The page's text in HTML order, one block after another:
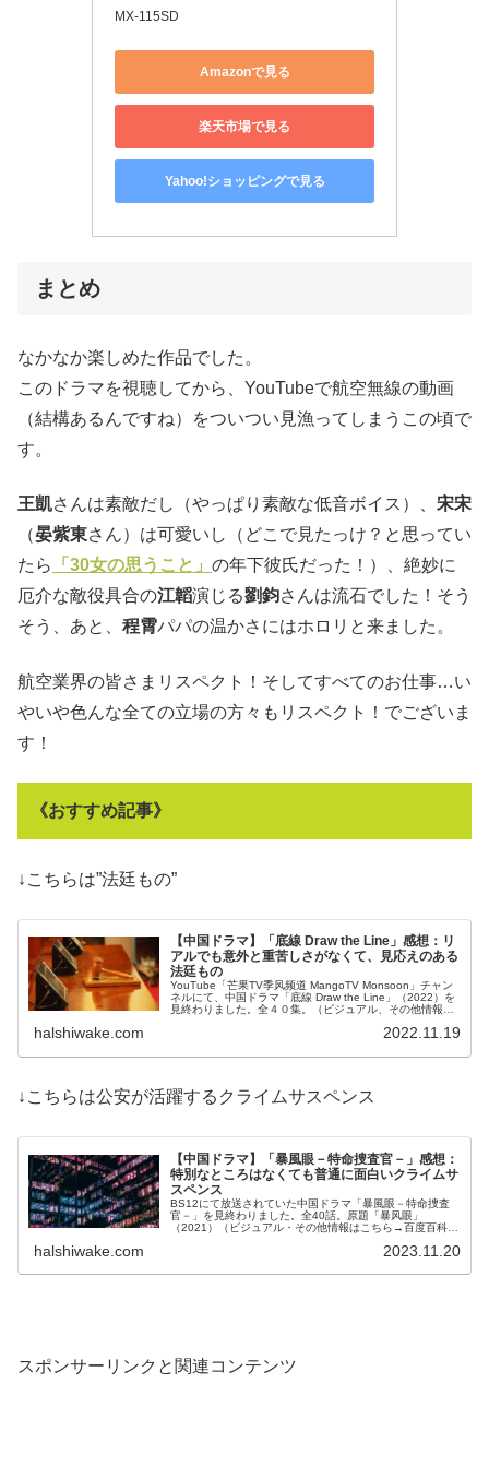
MX-115SD
Amazonで見る
楽天市場で見る
Yahoo!ショッピングで見る
まとめ
なかなか楽しめた作品でした。
このドラマを視聴してから、YouTubeで航空無線の動画
（結構あるんですね）をついつい見漁ってしまうこの頃で
す。
王凱さんは素敵だし（やっぱり素敵な低音ボイス）、 宋宋
（晏紫東さん）は可愛いし（どこで見たっけ？と思ってい
たら
「30女の思うこと」 の年下彼氏だった！）、絶妙に
厄介な敵役具合の江韜演じる劉鈞さんは流石でした！そう
そう、あと、 程霄パパの温かさにはホロリと来ました。
航空業界の皆さまリスペクト！そしてすべてのお仕事…い
やいや色んな全ての立場の方々もリスペクト！でございま
す！
《おすすめ記事》
↓こちらは”法廷もの”
【中国ドラマ】「底線 Draw the Line」感想：リ
アルでも意外と重苦しさがなくて、見応えのある
法廷もの
YouTube「芒果TV季风频道 MangoTV Monsoon」チャン
ネルにて、中国ドラマ「底線 Draw the Line」（2022）を
見終わりました。全４０集。（ビジュアル、その他情報は
halshiwake.com 2022.11.19
↓こちらは公安が活躍するクライムサスペンス
【中国ドラマ】「暴風眼－特命捜査官－」感想：
特別なところはなくても普通に面白いクライムサ
スペンス
BS12にて放送されていた中国ドラマ「暴風眼－特命捜査
官－」を見終わりました。全40話。原題「暴风眼」
（2021）（ビジュアル・その他情報はこちら→百度百科）
halshiwake.com 2023.11.20
スポンサーリンクと関連コンテンツ